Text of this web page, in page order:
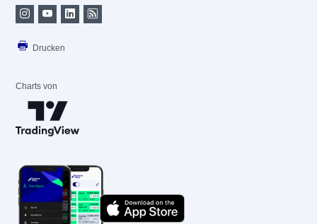
Drucken
Charts von